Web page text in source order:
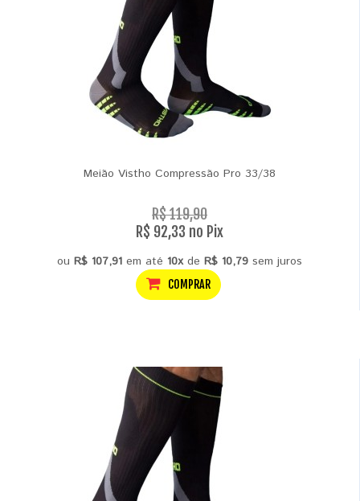
Meião Vistho Compressão Pro 33/38
R$ 119,90
R$ 92,33 no Pix
ou R$ 107,91 em até 10xde R$ 10,79 sem juros
COMPRAR